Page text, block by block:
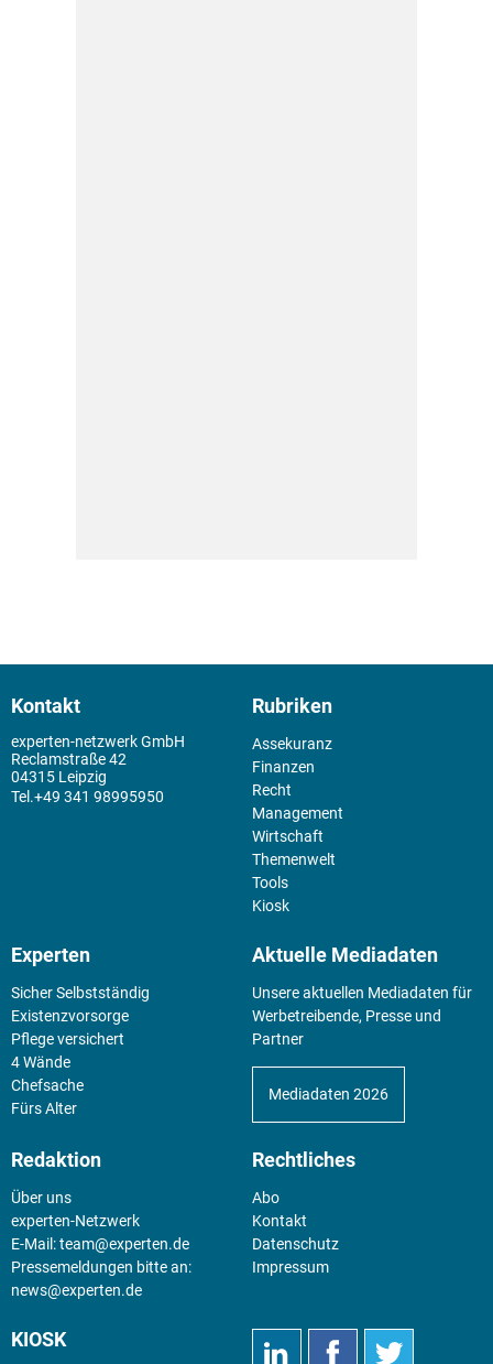
Kontakt
experten-netzwerk GmbH
Reclamstraße 42
04315 Leipzig
+49 341 98995950
Rubriken
Assekuranz
Finanzen
Recht
Management
Wirtschaft
Themenwelt
Tools
Kiosk
Experten
Sicher Selbstständig
Existenz­vorsorge
Pflege versichert
4 Wände
Chefsache
Fürs Alter
Aktuelle Mediadaten
Unsere aktuellen Mediadaten für
Werbetreibende, Presse und
Partner
Mediadaten 2026
Redaktion
Über uns
experten-Netzwerk
E-Mail:team@experten.de
Pressemeldungen bitte an:
news@experten.de
Rechtliches
Abo
Kontakt
Datenschutz
Impressum
KIOSK